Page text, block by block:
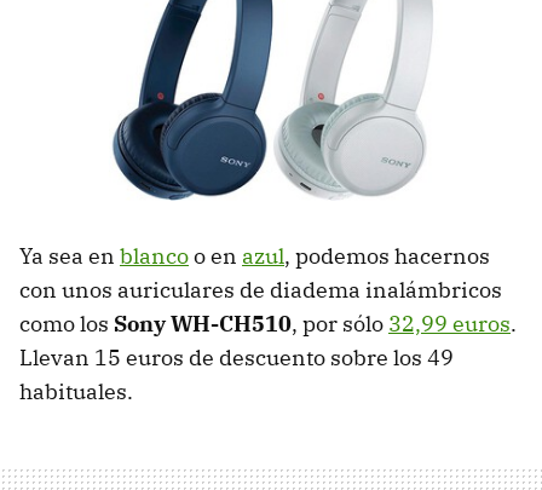
Ya sea en blancoo en azul, podemos hacernos
con unos auriculares de diadema inalámbricos
como los Sony WH-CH510, por sólo 32,99 euros.
Llevan 15 euros de descuento sobre los 49
habituales.